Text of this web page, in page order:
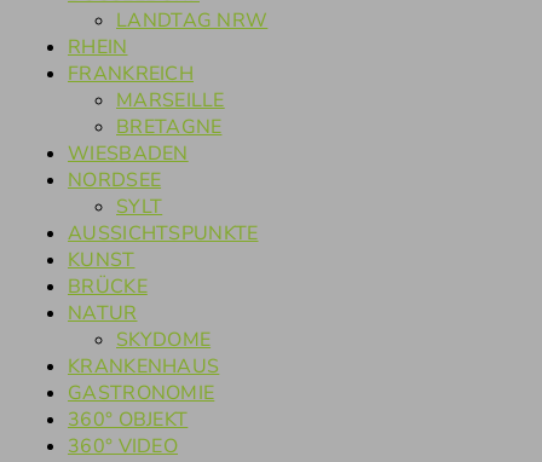
LANDTAG NRW
RHEIN
FRANKREICH
MARSEILLE
BRETAGNE
WIESBADEN
NORDSEE
SYLT
AUSSICHTSPUNKTE
KUNST
BRÜCKE
NATUR
SKYDOME
KRANKENHAUS
GASTRONOMIE
360° OBJEKT
360° VIDEO